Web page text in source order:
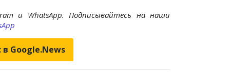
и WhatsApp. Подписывайтесь на наши
Google.News